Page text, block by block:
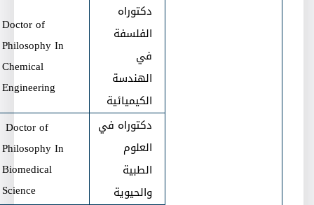
دكتوراه
الفلسفة
في
الهندسة
الكيميائية
Doctor of
Philosophy In
Chemical
Engineering
دكتوراه في
العلوم
الطبية
والحيوية
Doctor of
Philosophy In
Biomedical
Science